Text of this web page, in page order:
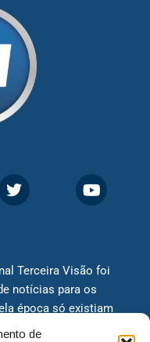
de
Terceira Visão foi
notícias para os
época só existiam
jornal continua